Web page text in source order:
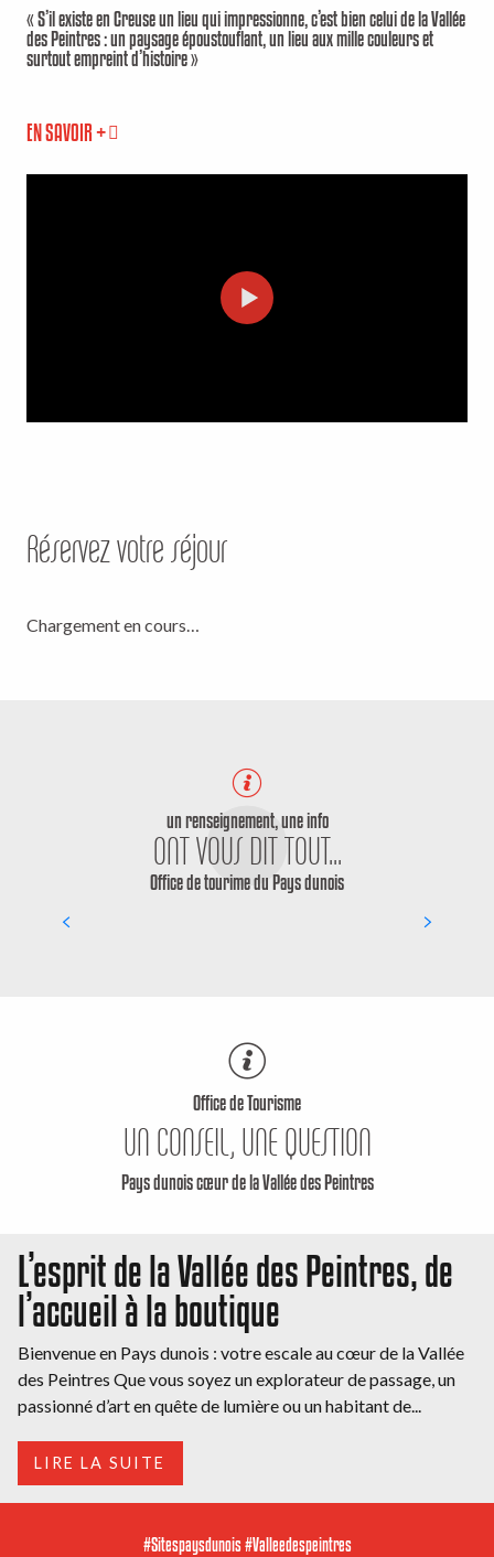
« S’il existe en Creuse un lieu qui impressionne, c’est bien celui de la Vallée
des Peintres : un paysage époustouflant, un lieu aux mille couleurs et
surtout empreint d’histoire »
EN SAVOIR +
Réservez votre séjour
Chargement en cours…
un renseignement, une info
ONT VOUS DIT TOUT...
Office de tourime du Pays dunois
Office de Tourisme
UN CONSEIL, UNE QUESTION
Pays dunois cœur de la Vallée des Peintres
L’esprit de la Vallée des Peintres, de
l’accueil à la boutique
Bienvenue en Pays dunois : votre escale au cœur de la Vallée
des Peintres Que vous soyez un explorateur de passage, un
passionné d’art en quête de lumière ou un habitant de...
LIRE LA SUITE
#Sitespaysdunois #Valleedespeintres